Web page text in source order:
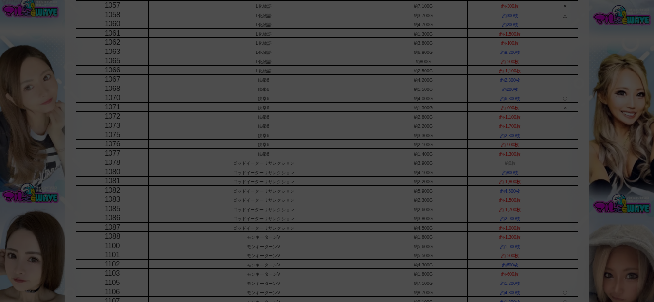
1057 L化物語 約7,100G 約-300枚 ✕
1058 L化物語 約3,700G 約300枚 △
1060 L化物語 約4,700G 約200枚
1061 L化物語 約1,300G 約-1,500枚
1062 L化物語 約3,800G 約-100枚
1063 L化物語 約6,800G 約8,200枚
1065 L化物語 約800G 約-200枚
1066 L化物語 約2,500G 約-1,100枚
1067 鉄拳6 約4,200G 約2,300枚
1068 鉄拳6 約1,500G 約200枚
1070 鉄拳6 約4,000G 約6,800枚 〇
1071 鉄拳6 約1,500G 約-600枚 ✕
1072 鉄拳6 約2,800G 約-1,100枚
1073 鉄拳6 約2,200G 約-1,700枚
1075 鉄拳6 約3,300G 約2,300枚
1076 鉄拳6 約2,100G 約-900枚
1077 鉄拳6 約1,400G 約-1,300枚
1078 ゴッドイーターリザレクション 約3,900G 約0枚
1080 ゴッドイーターリザレクション 約4,100G 約800枚
1081 ゴッドイーターリザレクション 約2,200G 約-1,800枚
1082 ゴッドイーターリザレクション 約5,900G 約4,600枚
1083 ゴッドイーターリザレクション 約2,300G 約-1,500枚
1085 ゴッドイーターリザレクション 約2,600G 約-1,700枚
1086 ゴッドイーターリザレクション 約3,800G 約2,900枚
1087 ゴッドイーターリザレクション 約4,500G 約-1,000枚
1088 モンキーターンV 約1,800G 約-1,300枚
1100 モンキーターンV 約5,600G 約1,000枚
1101 モンキーターンV 約5,500G 約-200枚
1102 モンキーターンV 約4,300G 約600枚
1103 モンキーターンV 約1,800G 約-600枚
1105 モンキーターンV 約7,100G 約1,200枚
1106 モンキーターンV 約8,700G 約4,300枚 〇